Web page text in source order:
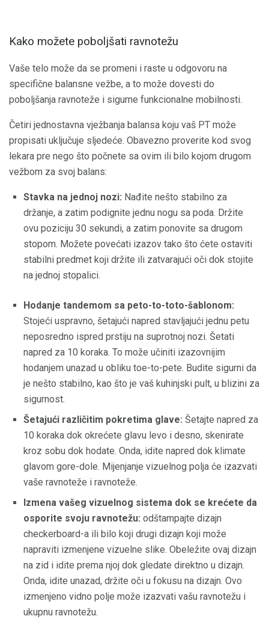
Kako možete poboljšati ravnotežu
Vaše telo može da se promeni i raste u odgovoru na
specifične balansne vežbe, a to može dovesti do
poboljšanja ravnoteže i sigurne funkcionalne mobilnosti.
Četiri jednostavna vježbanja balansa koju vaš PT može
propisati uključuje sljedeće. Obavezno proverite kod svog
lekara pre nego što počnete sa ovim ili bilo kojom drugom
vežbom za svoj balans:
Stavka na jednoj nozi: Nađite nešto stabilno za
držanje, a zatim podignite jednu nogu sa poda. Držite
ovu poziciju 30 sekundi, a zatim ponovite sa drugom
stopom. Možete povećati izazov tako što ćete ostaviti
stabilni predmet koji držite ili zatvarajući oči dok stojite
na jednoj stopalici.
Hodanje tandemom sa peto-to-toto-šablonom:
Stojeći uspravno, šetajući napred stavljajući jednu petu
neposredno ispred prstiju na suprotnoj nozi. Šetati
napred za 10 koraka. To može učiniti izazovnijim
hodanjem unazad u obliku toe-to-pete. Budite sigurni da
je nešto stabilno, kao što je vaš kuhinjski pult, u blizini za
sigurnost.
Šetajući različitim pokretima glave: Šetajte napred za
10 koraka dok okrećete glavu levo i desno, skenirate
kroz sobu dok hodate. Onda, idite napred dok klimate
glavom gore-dole. Mijenjanje vizuelnog polja će izazvati
vaše ravnoteže i ravnoteže.
Izmena vašeg vizuelnog sistema dok se krećete da
osporite svoju ravnotežu: odštampajte dizajn
checkerboard-a ili bilo koji drugi dizajn koji može
napraviti izmenjene vizuelne slike. Obeležite ovaj dizajn
na zid i idite prema njoj dok gledate direktno u dizajn.
Onda, idite unazad, držite oči u fokusu na dizajn. Ovo
izmenjeno vidno polje može izazvati vašu ravnotežu i
ukupnu ravnotežu.